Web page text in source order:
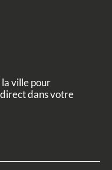
ville pour
dans votre